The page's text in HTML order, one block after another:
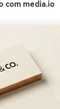
com media.io